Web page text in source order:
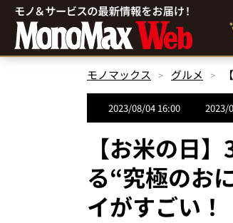
モノマックス グルメ
2023/08/04 16:00 2023/
【お米の日
る“究極のお
イがすごい！